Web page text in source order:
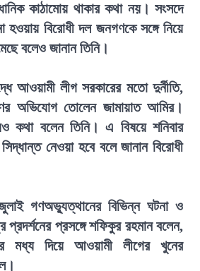
কাঠামোয় থাকার কথা নয়। সংসদে
হওয়ায় বিরোধী দল জনগণকে সঙ্গে নিয়ে
বলেও জানান তিনি।
আওয়ামী লীগ সরকারের মতো দুর্নীতি,
অভিযোগ তোলেন জামায়াত আমির।
কথা বলেন তিনি। এ বিষয়ে শনিবার
নেওয়া হবে বলে জানান বিরোধী
গণঅভ্যুত্থানের বিভিন্ন ঘটনা ও
প্রদর্শনের প্রসঙ্গে শফিকুর রহমান বলেন,
মধ্য দিয়ে আওয়ামী লীগের খুনের